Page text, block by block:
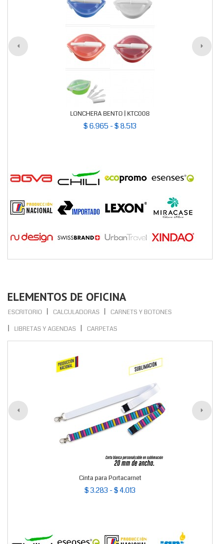
LONCHERA BENTO | KTC008
$ 6.965 - $ 8.513
ELEMENTOS DE OFICINA
ESCRITORIO CALCULADORAS
CARNETS Y BOTONES
LIBRETAS Y AGENDAS
CARPETAS
Cinta para Portacarnet
$ 3.283 - $ 4.013